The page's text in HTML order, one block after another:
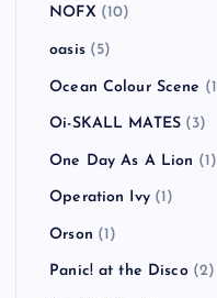
NOFX (10)
oasis(5)
Ocean Colour Scene
Oi-SKALL MATES (3)
One Day As A Lion (1)
Operation Ivy(1)
Orson (1)
Panic! at the Disco(2)